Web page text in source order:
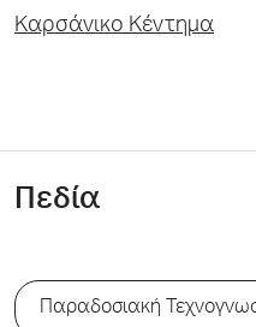
Kαρσάνικο Κέντημα
Πεδία
Παραδοσιακή